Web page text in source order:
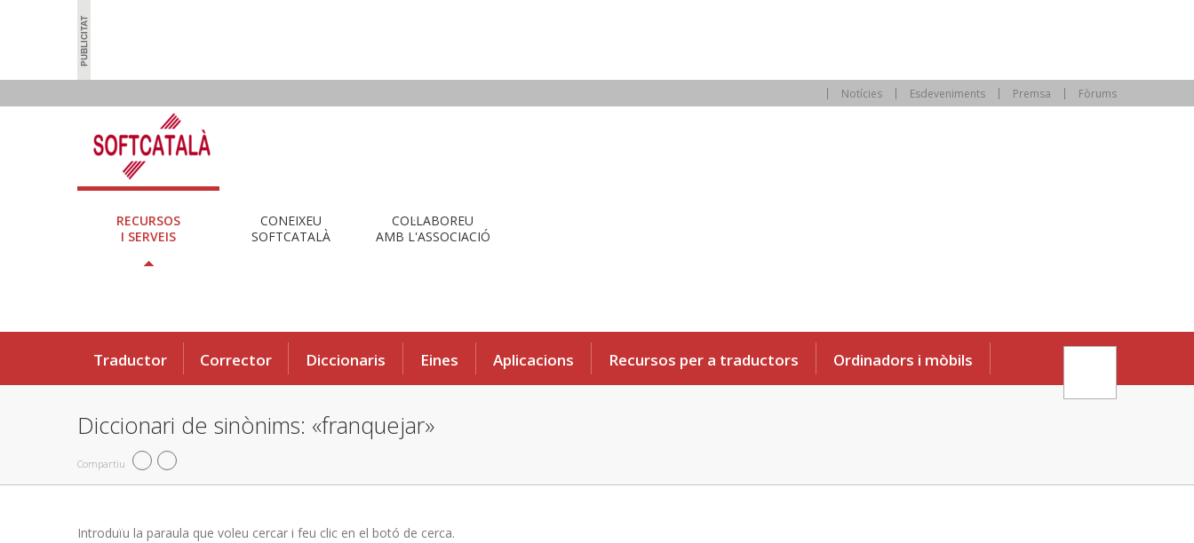
Notícies Esdeveniments Premsa Fòrums
RECURSOS
I SERVEIS
CONEIXEU
SOFTCATALÀ
COL·LABOREU
AMB L'ASSOCIACIÓ
Traductor Corrector Diccionaris Eines Aplicacions Recursos per a traductors Ordinadors i mòbils
Diccionari de sinònims: «franquejar»
Compartiu
Introduïu la paraula que voleu cercar i feu clic en el botó de cerca.